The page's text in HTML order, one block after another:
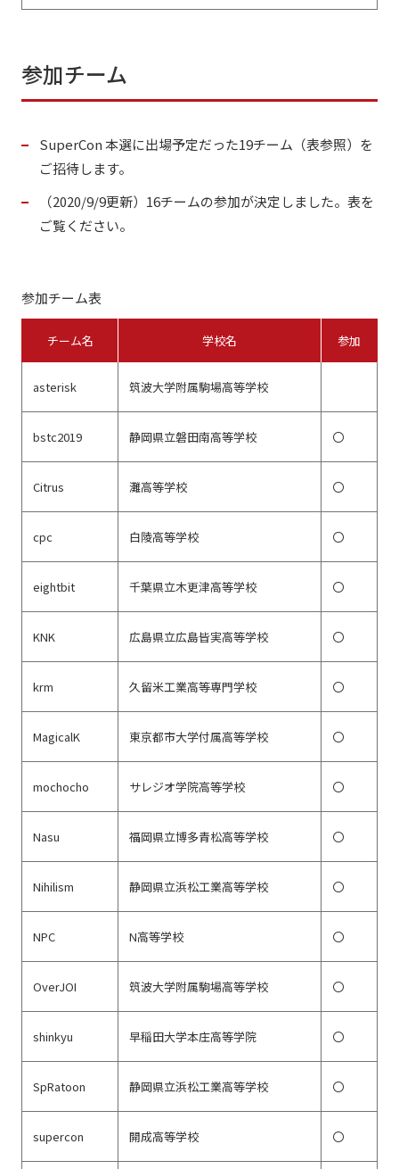
参加チーム
SuperCon 本選に出場予定だった19チーム（表参照）を
ご招待します。
（2020/9/9更新）16チームの参加が決定しました。表を
ご覧ください。
参加チーム表
チーム名 学校名 参加
asterisk 筑波大学附属駒場高等学校
bstc2019 静岡県立磐田南高等学校 〇
Citrus 灘高等学校 〇
cpc 白陵高等学校 〇
eightbit 千葉県立木更津高等学校 〇
KNK 広島県立広島皆実高等学校 〇
krm 久留米工業高等専門学校 〇
MagicalK 東京都市大学付属高等学校 〇
mochocho サレジオ学院高等学校 〇
Nasu 福岡県立博多青松高等学校 〇
Nihilism 静岡県立浜松工業高等学校 〇
NPC N高等学校 〇
OverJOI 筑波大学附属駒場高等学校 〇
shinkyu 早稲田大学本庄高等学院 〇
SpRatoon 静岡県立浜松工業高等学校 〇
supercon 開成高等学校 〇